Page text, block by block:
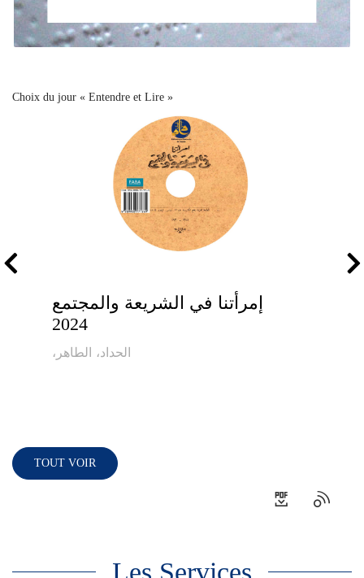
Choix du jour « Entendre et Lire »
إمرأتنا في الشريعة والمجتمع
2024
،الحداد، الطاهر
TOUT VOIR
Les Services